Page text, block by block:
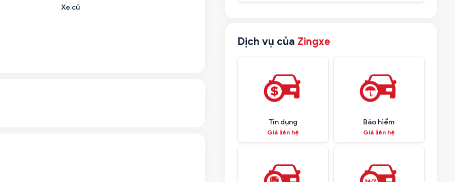
Dịch vụ của Zingxe
Tín dụng
Giá liên hệ
Bảo hiểm
Giá liên hệ
Xe cũ